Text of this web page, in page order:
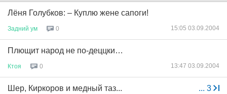
Лёня Голубков: – Куплю жене сапоги!
Задний ум 0 15:05 03.09.2004
Плющит народ не по-деццки…
Ктоя 0 13:47 03.09.2004
... 3
Шер, Киркоров и медный таз...